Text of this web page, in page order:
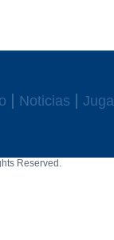
Noticias
Reserved.